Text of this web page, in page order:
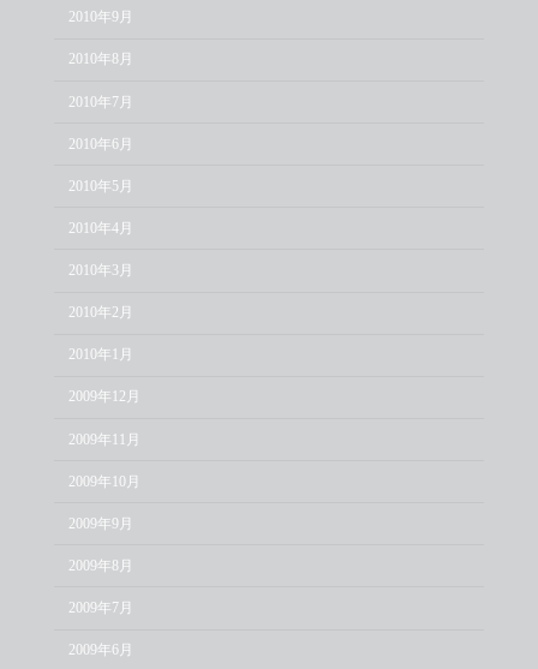
2010年9月
2010年8月
2010年7月
2010年6月
2010年5月
2010年4月
2010年3月
2010年2月
2010年1月
2009年12月
2009年11月
2009年10月
2009年9月
2009年8月
2009年7月
2009年6月